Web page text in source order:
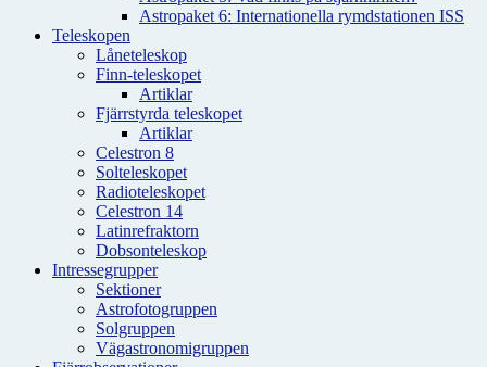
Astropaket 6: Internationella rymdstationen ISS
Teleskopen
Låneteleskop
Finn-teleskopet
Artiklar
Fjärrstyrda teleskopet
Artiklar
Celestron 8
Solteleskopet
Radioteleskopet
Celestron 14
Latinrefraktorn
Dobsonteleskop
Intressegrupper
Sektioner
Astrofotogruppen
Solgruppen
Vägastronomigruppen